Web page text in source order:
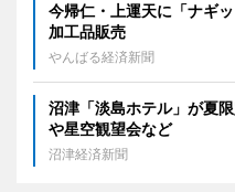
今帰仁・上運天に「ナギ
加工品販売
やんばる経済新聞
沼津「淡島ホテル」が夏
や星空観望会など
沼津経済新聞